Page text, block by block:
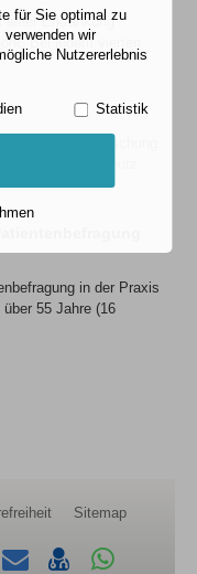
Erkrankung
Bei jedem vierten
zu Datenschutz
in der Praxis
55 Jahre (16
Sitemap
Per
vCard
für Sie optimal zu
wir
Nutzererlebnis
Statistik